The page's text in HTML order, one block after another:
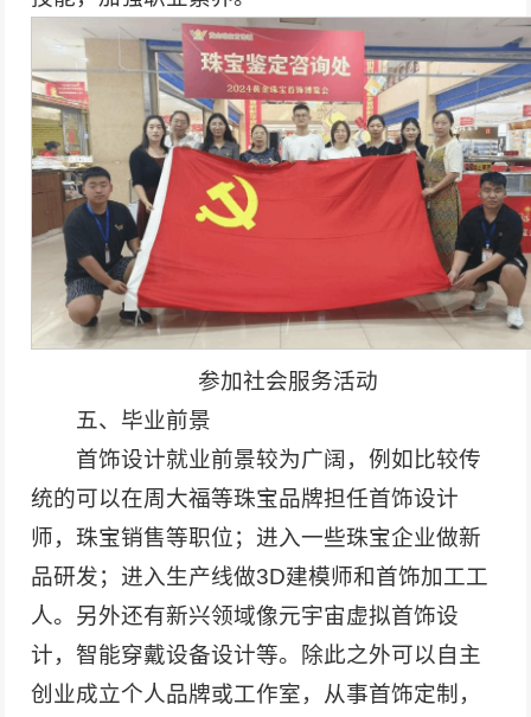
参加社会服务活动
五、毕业前景
首饰设计就业前景较为广阔，例如比较传
统的可以在周大福等珠宝品牌担任首饰设计
师，珠宝销售等职位；进入一些珠宝企业做新
品研发；进入生产线做3D建模师和首饰加工工
人。另外还有新兴领域像元宇宙虚拟首饰设
计，智能穿戴设备设计等。除此之外可以自主
创业成立个人品牌或工作室，从事首饰定制，